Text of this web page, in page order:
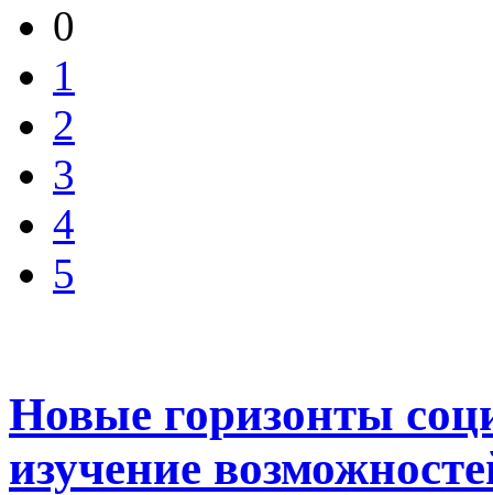
0
1
2
3
4
5
Новые горизонты
изучение